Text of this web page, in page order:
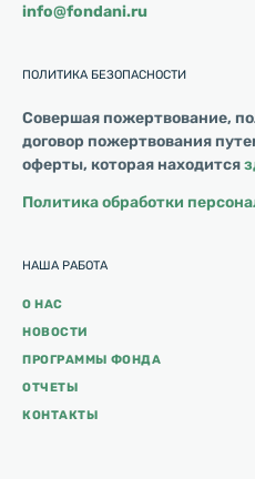
info@fondani.ru
НАША РАБОТА
О НАС
НОВОСТИ
ПРОГРАММЫ ФОНДА
ОТЧЕТЫ
КОНТАКТЫ
ПОЛИТИКА БЕЗОПАСНОСТИ
Совершая пожертвование,
договор пожертвования
оферты, которая находится
Политика обработки